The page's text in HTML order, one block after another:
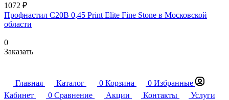
1072 ₽
Профнастил С20В 0,45 Print Elite Fine Stone в Московской
области
0
Заказать
Главная Каталог 0 Корзина 0 Избранные
Кабинет
0 Сравнение Акции Контакты
Услуги